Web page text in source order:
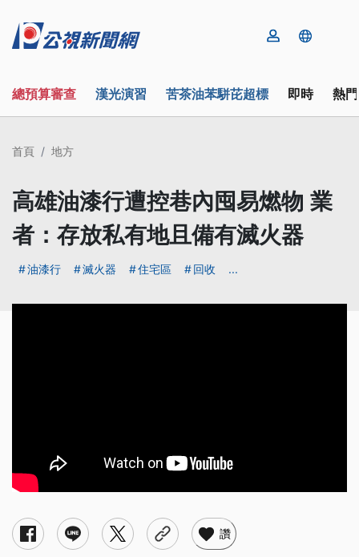
總預算審查 漢光演習 苦茶油苯駢芘超標 即時 熱
首頁 地方
高雄油漆行遭控巷內囤易燃物 業
者：存放私有地且備有滅火器
油漆行 滅火器 住宅區 回收 ...
讚